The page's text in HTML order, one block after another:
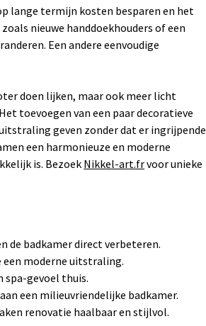
lange termijn kosten besparen en het
nieuwe handdoekhouders of een
Een andere eenvoudige
doen lijken, maar ook meer licht
toevoegen van een paar decoratieve
geven zonder dat er ingrijpende
een harmonieuze en moderne
is. Bezoek Nikkel-art.frvoor unieke
de badkamer direct verbeteren.
een moderne uitstraling.
spa-gevoel thuis.
een milieuvriendelijke badkamer.
renovatie haalbaar en stijlvol.